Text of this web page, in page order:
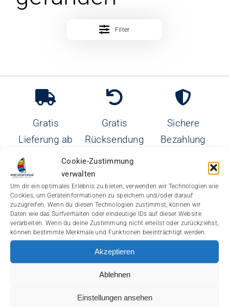
Cookie-Zustimmung
verwalten
Um dir ein optimales Erlebnis zu bieten, verwenden wir Technologien wie
Cookies, um Geräteinformationen zu speichern und/oder darauf
zuzugreifen. Wenn du diesen Technologien zustimmst, können wir
Daten wie das Surfverhalten oder eindeutige IDs auf dieser Website
verarbeiten. Wenn du deine Zustimmung nicht erteilst oder zurückziehst,
können bestimmte Merkmale und Funktionen beeinträchtigt werden.
Akzeptieren
Ablehnen
Einstellungen ansehen
Filter
Gratis
Lieferung ab
Gratis
Rücksendung
Sichere
Bezahlung
kontakt@michael-heinen.com
Melden Sie uns Ihr Anliegen einfach per E-Mail.